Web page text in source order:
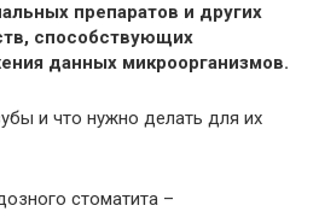
препаратов и других
способствующих
данных микроорганизмов.
и что нужно делать для их
стоматита –